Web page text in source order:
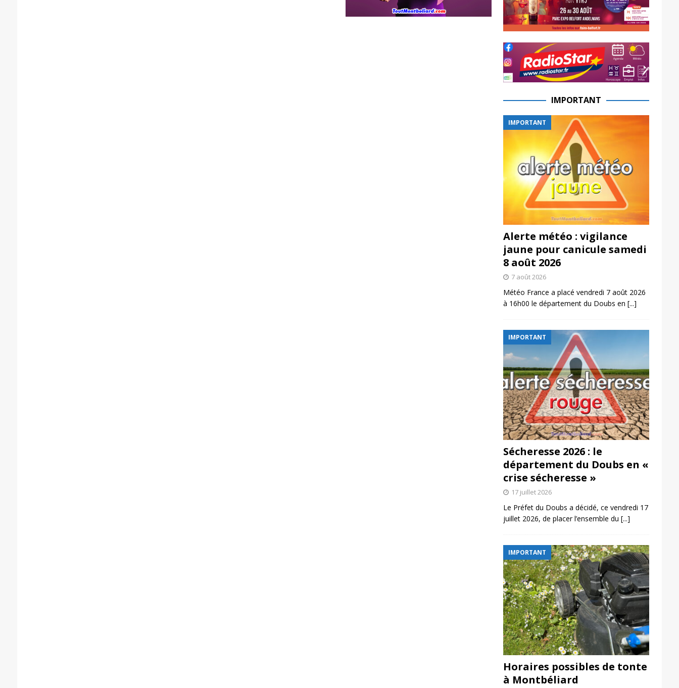
IMPORTANT
IMPORTANT
Alerte météo : vigilance
jaune pour canicule samedi
8 août 2026
7 août 2026
Météo France a placé vendredi 7 août 2026
à 16h00 le département du Doubs en [...]
IMPORTANT
Sécheresse 2026 : le
département du Doubs en «
crise sécheresse »
17 juillet 2026
Le Préfet du Doubs a décidé, ce vendredi 17
juillet 2026, de placer l’ensemble du [...]
IMPORTANT
Horaires possibles de tonte
à Montbéliard